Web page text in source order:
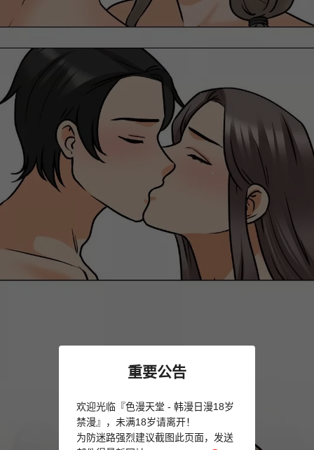
重要公告
欢迎光临『色漫天堂 - 韩漫日漫18岁
禁漫』，未满18岁请离开！
为防迷路强烈建议截图此页面，发送